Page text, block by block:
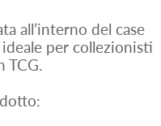
all’interno del case
per collezionisti
TCG.